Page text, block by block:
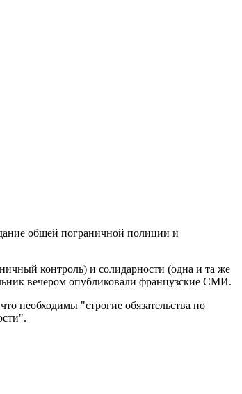
общей пограничной полиции и
контроль) и солидарности (одна и та же
вечером опубликовали французские СМИ.
необходимы "строгие обязательства по